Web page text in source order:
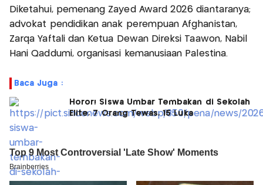
Diketahui, pemenang Zayed Award 2026 diantaranya;
advokat pendidikan anak perempuan Afghanistan,
Zarqa Yaftali dan Ketua Dewan Direksi Taawon, Nabil
Hani Qaddumi, organisasi kemanusiaan Palestina.
Baca Juga :
Horor! Siswa Umbar Tembakan di Sekolah
Elite, 7 Orang Tewas, 15 Luka